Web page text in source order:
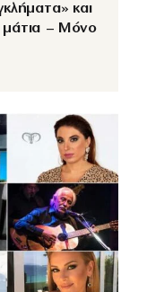
και
μάτια – Μόνο